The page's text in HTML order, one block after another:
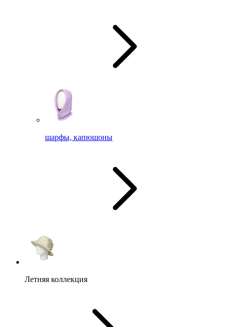
шарфы, капюшоны
Летняя коллекция